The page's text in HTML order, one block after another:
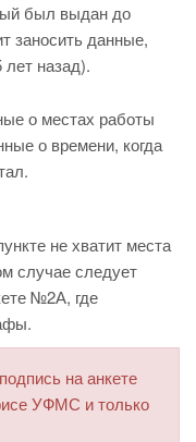
был выдан до
заносить данные,
назад).
о местах работы
о времени, когда
не хватит места
случае следует
№2А, где
на анкете
УФМС и только